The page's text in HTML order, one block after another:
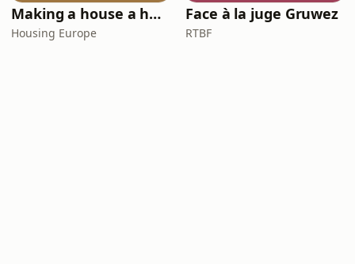
Making a house a home
Housing Europe
Face à la juge Gruwez
RTBF